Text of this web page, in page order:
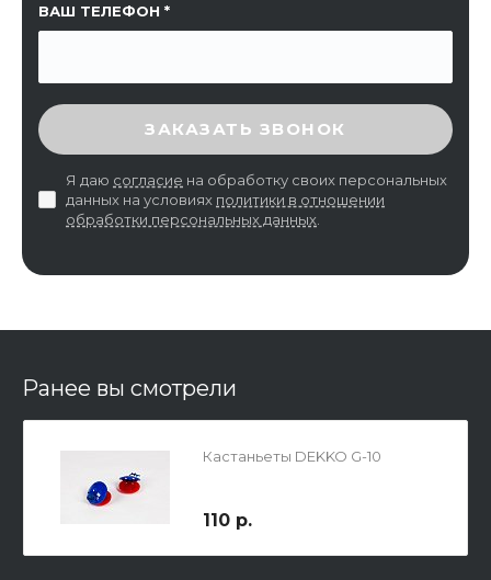
ВАШ ТЕЛЕФОН
ВВЕДИТЕ ПРОВЕРОЧНЫЙ КОД
ЗАКАЗАТЬ ЗВОНОК
Я даю согласие на обработку своих персональных
данных на условиях политики в отношении
обработки персональных данных
Ранее вы смотрели
Кастаньеты DEKKO G-10
110 р.